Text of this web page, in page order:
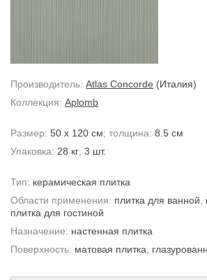
Производитель: Atlas Concorde (Италия)
Коллекция: Aplomb
Размер: 50 x 120 см; толщина: 8.5 см
Упаковка: 28 кг; 3 шт.
Тип: керамическая плитка
Области применения: плитка для ванной
плитка для гостиной
Назначение: настенная плитка
Поверхность: матовая плитка